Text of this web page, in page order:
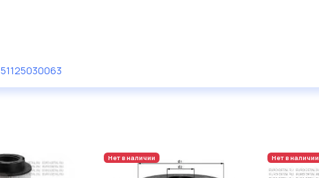
51125030063
Нет в наличии Нет в наличии